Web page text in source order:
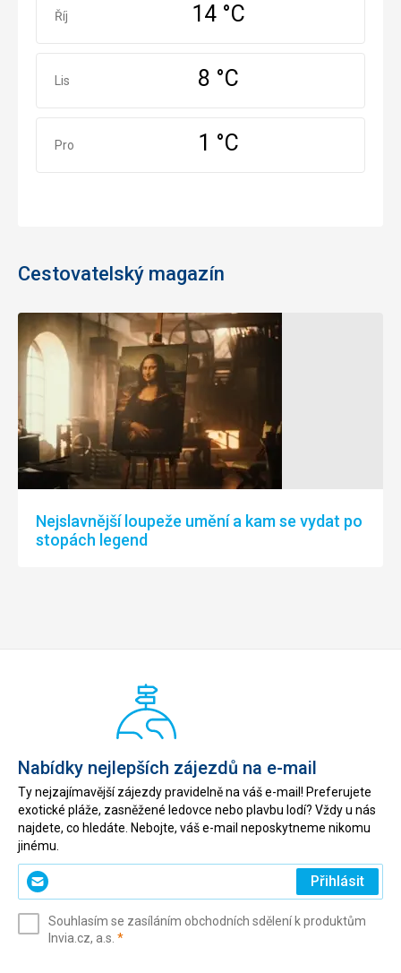
Říjen
Říj 14 °C
Listopad
Lis 8 °C
Prosinec
Pro 1 °C
Cestovatelský magazín
Nejslavnější loupeže umění a kam se vydat po
stopách legend
Nabídky nejlepších zájezdů na e-mail
Ty nejzajímavější zájezdy pravidelně na váš e-mail! Preferujete
exotické pláže, zasněžené ledovce nebo plavbu lodí? Vždy u nás
najdete, co hledáte. Nebojte, váš e-mail neposkytneme nikomu
jinému.
Zadejte
svůj
(povinné)
Přihlásit
Souhlasím se zasíláním obchodních sdělení k produktům
Invia.cz, a.s. *(povinné)